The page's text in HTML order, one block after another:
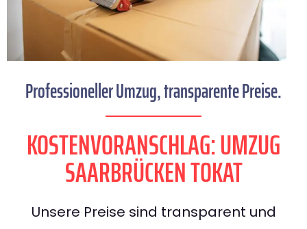
Professioneller Umzug, transparente Preise.
KOSTENVORANSCHLAG: UMZUG
SAARBRÜCKEN TOKAT
Unsere Preise sind transparent und